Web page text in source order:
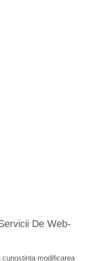
De Web-
modificarea